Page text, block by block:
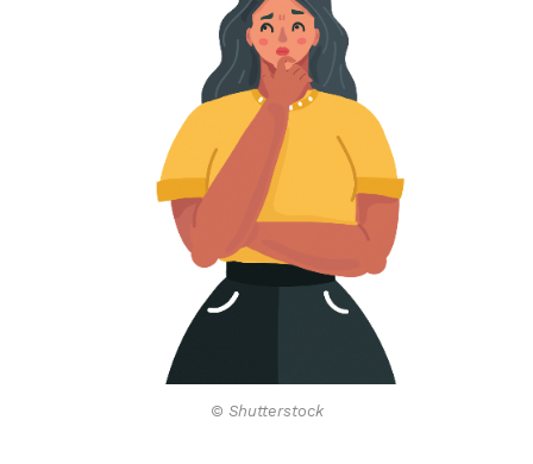
© Shutterstock